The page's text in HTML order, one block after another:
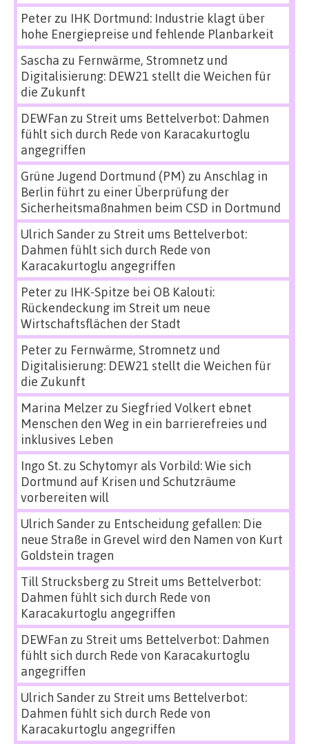
Peterzu IHK Dortmund: Industrie klagt über
hohe Energiepreise und fehlende Planbarkeit
Sascha zu Fernwärme, Stromnetz und
Digitalisierung: DEW21 stellt die Weichen für
die Zukunft
DEWFan zu Streit ums Bettelverbot: Dahmen
fühlt sich durch Rede von Karacakurtoglu
angegriffen
Grüne Jugend Dortmund (PM) zu Anschlag in
Berlin führt zu einer Überprüfung der
Sicherheitsmaßnahmen beim CSD in Dortmund
Ulrich Sanderzu Streit ums Bettelverbot:
Dahmen fühlt sich durch Rede von
Karacakurtoglu angegriffen
Peterzu IHK-Spitze bei OB Kalouti:
Rückendeckung im Streit um neue
Wirtschaftsflächen der Stadt
Peterzu Fernwärme, Stromnetz und
Digitalisierung: DEW21 stellt die Weichen für
die Zukunft
Marina Melzerzu Siegfried Volkert ebnet
Menschen den Weg in ein barrierefreies und
inklusives Leben
Ingo St.zu Schytomyr als Vorbild: Wie sich
Dortmund auf Krisen und Schutzräume
vorbereiten will
Ulrich Sanderzu Entscheidung gefallen: Die
neue Straße in Grevel wird den Namen von Kurt
Goldstein tragen
Till Strucksbergzu Streit ums Bettelverbot:
Dahmen fühlt sich durch Rede von
Karacakurtoglu angegriffen
DEWFan zu Streit ums Bettelverbot: Dahmen
fühlt sich durch Rede von Karacakurtoglu
angegriffen
Ulrich Sanderzu Streit ums Bettelverbot:
Dahmen fühlt sich durch Rede von
Karacakurtoglu angegriffen